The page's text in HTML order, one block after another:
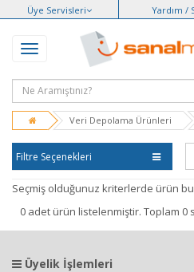
Üye Servisleri Yardım /
Veri Depolama Ürünleri
Filtre Seçenekleri
Seçmiş olduğunuz kriterlerde ürün
0 adet ürün listelenmiştir. Toplam 0
Üyelik İşlemleri